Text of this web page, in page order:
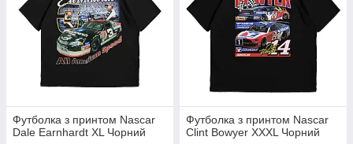
Футболка з принтом Nascar
Dale Earnhardt XL Чорний
Футболка з принтом Nascar
Clint Bowyer XXXL Чорний